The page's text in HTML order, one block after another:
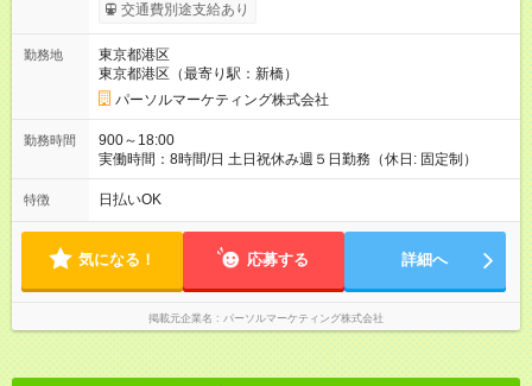
交通費別途支給あり
勤務地
東京都港区
東京都港区（最寄り駅：新橋）
パーソルマーケティング株式会社
勤務時間
900～18:00
実働時間：8時間/日 土日祝休み週５日勤務（休日: 固定制）
特徴 日払いOK
気になる！ 応募する 詳細へ
掲載元企業名 パーソルマーケティング株式会社